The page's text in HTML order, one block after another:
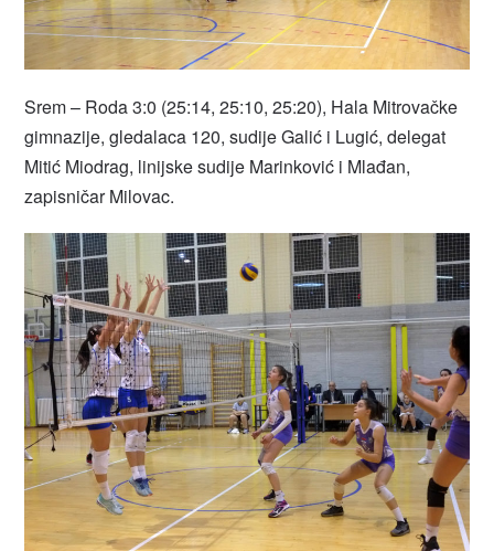
Srem – Roda 3:0 (25:14, 25:10, 25:20), Hala Mitrovačke
gimnazije, gledalaca 120, sudije Galić i Lugić, delegat
Mitić Miodrag, linijske sudije Marinković i Mlađan,
zapisničar Milovac.